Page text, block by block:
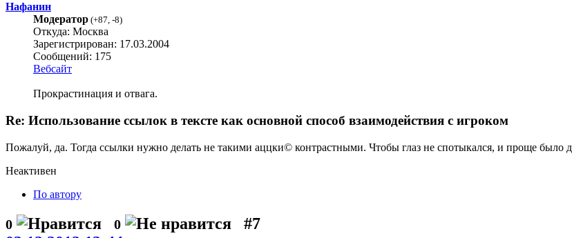
Нафанин
Модератор (+87, -8)
Откуда: Москва
Зарегистрирован: 17.03.2004
Сообщений: 175
Вебсайт
Прокрастинация и отвага.
Re: Использование ссылок в тексте как основной способ взаимодействия с игроком
Пожалуй, да. Тогда ссылки нужно делать не такими аццки© контрастными. Чтобы глаз не спотыкался, и проще было
Неактивен
По автору
0 0
#7